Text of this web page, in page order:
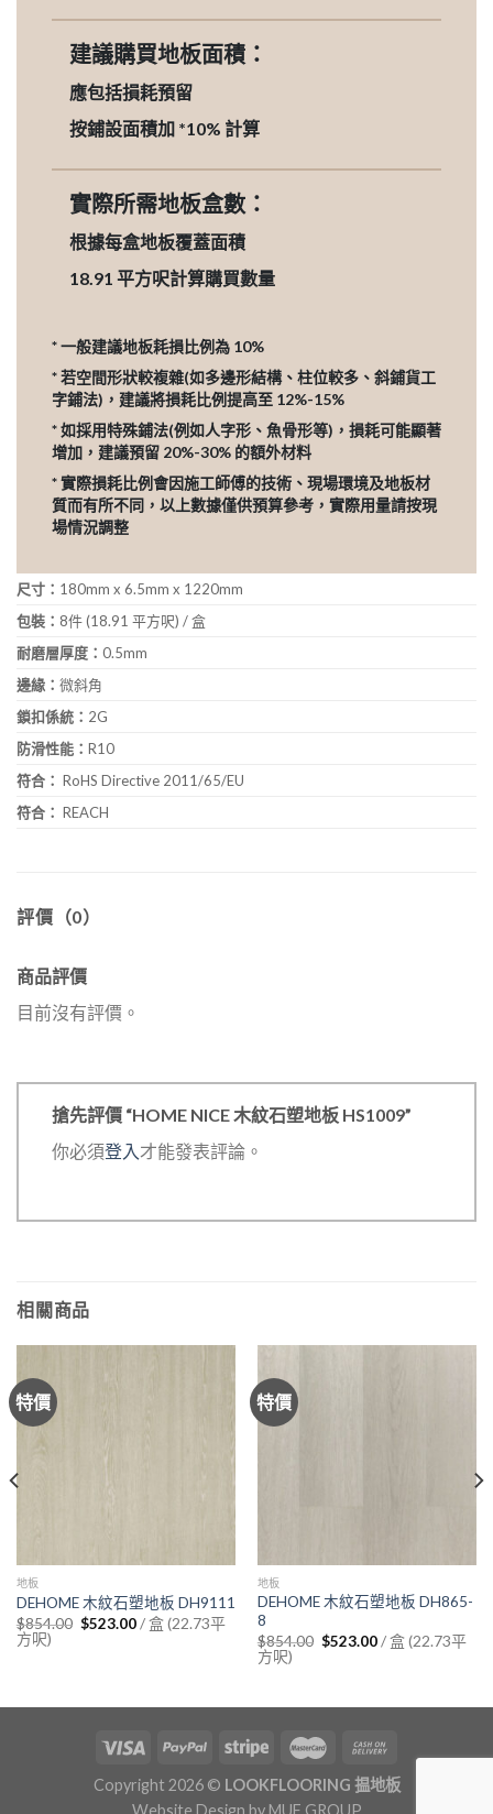
建議購買地板面積：
應包括損耗預留
按鋪設面積加 *10% 計算
實際所需地板盒數：
根據每盒地板覆蓋面積
18.91 平方呎計算購買數量
* 一般建議地板耗損比例為 10%
* 若空間形狀較複雜(如多邊形結構、柱位較多、斜鋪貨工
字鋪法)，建議將損耗比例提高至 12%-15%
* 如採用特殊鋪法(例如人字形、魚骨形等)，損耗可能顯著
增加，建議預留 20%-30% 的額外材料
* 實際損耗比例會因施工師傅的技術、現場環境及地板材
質而有所不同，以上數據僅供預算參考，實際用量請按現
場情況調整
尺寸： 180mm x 6.5mm x 1220mm
包裝： 8件 (18.91 平方呎) / 盒
耐磨層厚度： 0.5mm
邊緣： 微斜角
鎖扣係統： 2G
防滑性能： R10
符合： RoHS Directive 2011/65/EU
符合： REACH
評價（0）
商品評價
目前沒有評價。
搶先評價 “HOME NICE 木紋石塑地板 HS1009”
你必須登入 才能發表評論。
相關商品
特價
地板
DEHOME 木紋石塑地板 DH9111
$854.00 Original
price
$523.00Current
price
/ 盒 (22.73平
方呎)
特價
地板
DEHOME 木紋石塑地板 DH865-
8
$854.00 Original
price
$523.00Current
price
/ 盒 (22.73平
方呎)
Copyright 2026 © LOOKFLOORING 揾地板